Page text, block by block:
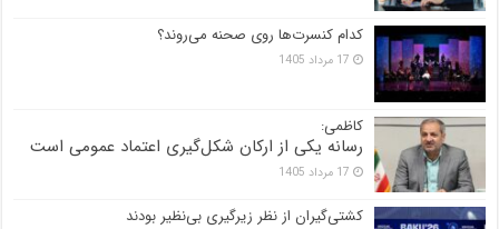
کدام کنسرت‌ها روی صحنه می‌روند؟
17 مرداد 1405
کاظمی:
رسانه یکی از ارکان شکل‌گیری اعتماد عمومی است
17 مرداد 1405
کشتی‌گیران از نظر زیرگیری بی‌نظیر بودند